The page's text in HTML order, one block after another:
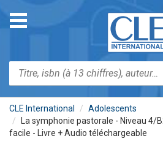
contenu
Toggle
navigation
Rechercher
CLE International
Adolescents
La symphonie pastorale - Niveau 4/
facile - Livre + Audio téléchargeable